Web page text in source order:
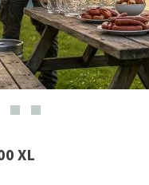
XL